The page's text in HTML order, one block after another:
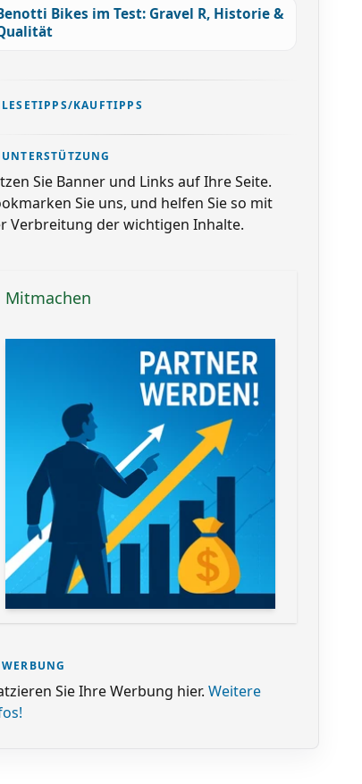
Bikes im Test: Gravel R, Historie &
LESETIPPS/KAUFTIPPS
UNTERSTÜTZUNG
Sie Banner und Links auf Ihre Seite.
Sie uns, und helfen Sie so mit
Verbreitung der wichtigen Inhalte.
Mitmachen
WERBUNG
Sie Ihre Werbung hier. Weitere